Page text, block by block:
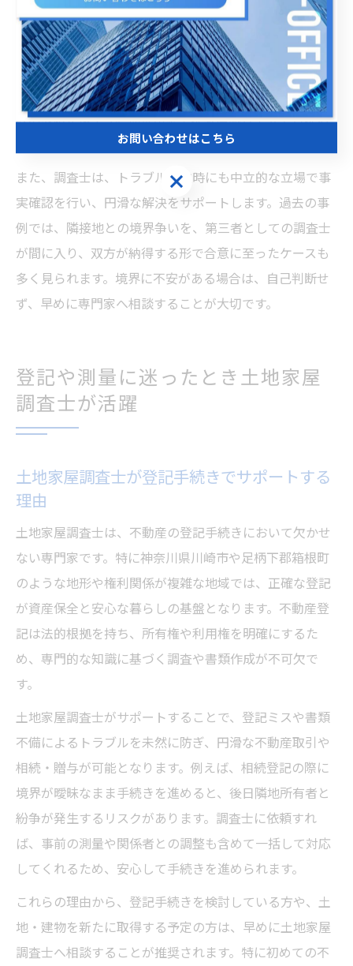
境界トラブルは、不動産取引や相続時に多発しやすい問
題ですが、土地家屋調査士による事前の調査と説明で多
くを未然に防ぐことができます。具体的には、現況測量
や隣地所有者との立会い、境界標の設置・復元などが代
表的な防止策です。神奈川県土地家屋調査士会や各地の
調査士法人では、無料相談窓口も活用できます。
また、調査士は、トラブル発生時にも中立的な立場で事
実確認を行い、円滑な解決をサポートします。過去の事
例では、隣接地との境界争いを、第三者としての調査士
が間に入り、双方が納得する形で合意に至ったケースも
多く見られます。境界に不安がある場合は、自己判断せ
ず、早めに専門家へ相談することが大切です。
登記や測量に迷ったとき土地家屋
調査士が活躍
土地家屋調査士が登記手続きでサポートする
理由
土地家屋調査士は、不動産の登記手続きにおいて欠かせ
ない専門家です。特に神奈川県川崎市や足柄下郡箱根町
のような地形や権利関係が複雑な地域では、正確な登記
が資産保全と安心な暮らしの基盤となります。不動産登
記は法的根拠を持ち、所有権や利用権を明確にするた
め、専門的な知識に基づく調査や書類作成が不可欠で
す。
土地家屋調査士がサポートすることで、登記ミスや書類
不備によるトラブルを未然に防ぎ、円滑な不動産取引や
相続・贈与が可能となります。例えば、相続登記の際に
境界が曖昧なまま手続きを進めると、後日隣地所有者と
紛争が発生するリスクがあります。調査士に依頼すれ
ば、事前の測量や関係者との調整も含めて一括して対応
してくれるため、安心して手続きを進められます。
これらの理由から、登記手続きを検討している方や、土
地・建物を新たに取得する予定の方は、早めに土地家屋
調査士へ相談することが推奨されます。特に初めての不
お問い合わせはこちら
お問い合わせはこちら